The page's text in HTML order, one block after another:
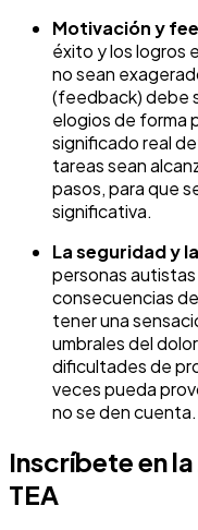
Motivación y
éxito y los logros
no sean
(feedback) debe
elogios de forma
significado real
tareas sean
pasos, para que
significativa.
La seguridad y
personas
consecuencias
tener una
umbrales del
dificultades de
veces pueda
no se den cuenta.
Inscríbete en
TEA